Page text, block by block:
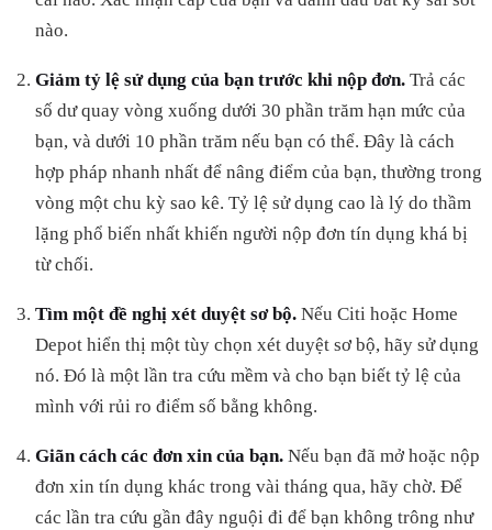
nào.
Giảm tỷ lệ sử dụng của bạn trước khi nộp đơn. Trả các
số dư quay vòng xuống dưới 30 phần trăm hạn mức của
bạn, và dưới 10 phần trăm nếu bạn có thể. Đây là cách
hợp pháp nhanh nhất để nâng điểm của bạn, thường trong
vòng một chu kỳ sao kê. Tỷ lệ sử dụng cao là lý do thầm
lặng phổ biến nhất khiến người nộp đơn tín dụng khá bị
từ chối.
Tìm một đề nghị xét duyệt sơ bộ. Nếu Citi hoặc Home
Depot hiển thị một tùy chọn xét duyệt sơ bộ, hãy sử dụng
nó. Đó là một lần tra cứu mềm và cho bạn biết tỷ lệ của
mình với rủi ro điểm số bằng không.
Giãn cách các đơn xin của bạn. Nếu bạn đã mở hoặc nộp
đơn xin tín dụng khác trong vài tháng qua, hãy chờ. Để
các lần tra cứu gần đây nguội đi để bạn không trông như